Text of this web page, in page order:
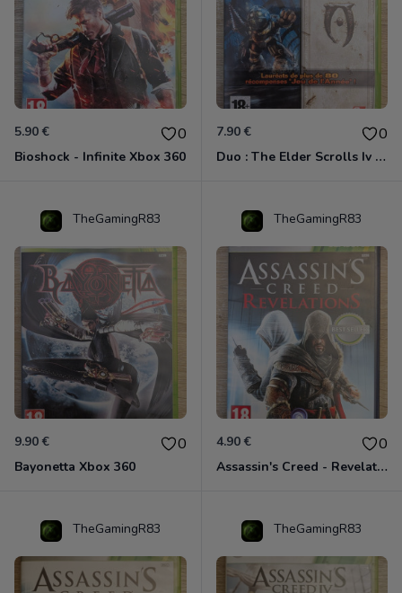
5.90 € 0
Bioshock - Infinite Xbox 360
7.90 € 0
Duo : The Elder Scrolls Iv - Oblivion + Bioshock Xbox 360
TheGamingR83
9.90 € 0
Bayonetta Xbox 360
TheGamingR83
4.90 € 0
Assassin's Creed - Revelations - Classics Edition Xbox 360
TheGamingR83 TheGamingR83